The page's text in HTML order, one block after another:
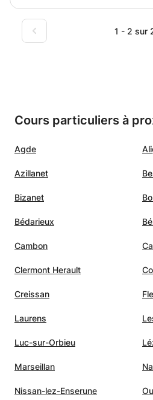
vers la réussite.
1 - 2 sur
Cours particuliers à
Agde
Azillanet
Bizanet
Bédarieux
Cambon
Clermont Herault
Creissan
Laurens
Luc-sur-Orbieu
Marseillan
Nissan-lez-Enserune